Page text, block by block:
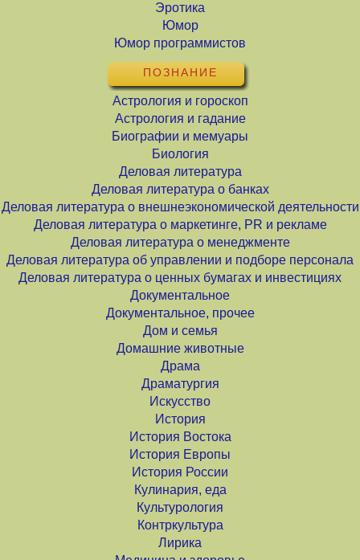
Эротика
Юмор
Юмор программистов
ПОЗНАНИЕ
Астрология и гороскоп
Астрология и гадание
Биографии и мемуары
Биология
Деловая литература
Деловая литература о банках
Деловая литература о внешнеэкономической деятельности
Деловая литература о маркетинге, PR и рекламе
Деловая литература о менеджменте
Деловая литература об управлении и подборе персонала
Деловая литература о ценных бумагах и инвестициях
Документальное
Документальное, прочее
Дом и семья
Домашние животные
Драма
Драматургия
Искусство
История
История Востока
История Европы
История России
Кулинария, еда
Культурология
Контркультура
Лирика